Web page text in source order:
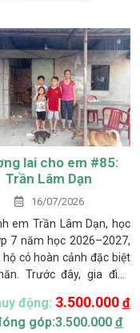
lai cho em #85:
Trần Lâm Dạn
16/07/2026
em Trần Lâm Dạn, học
7 năm học 2026–2027,
hộ có hoàn cảnh đặc biệt
Trước đây, gia đình
Mặc dù đã được đưa ra
sách hộ nghèo sau khi
động: 3.500.000 đ
góp:3.500.000 đ